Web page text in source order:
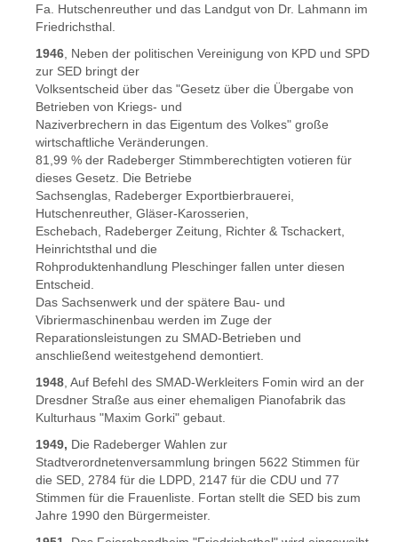
Fa. Hutschenreuther und das Landgut von Dr. Lahmann im
Friedrichsthal.
1946 , Neben der politischen Vereinigung von KPD und SPD
zur SED bringt der
Volksentscheid über das "Gesetz über die Übergabe von
Betrieben von Kriegs- und
Naziverbrechern in das Eigentum des Volkes" große
wirtschaftliche Veränderungen.
81,99 % der Radeberger Stimmberechtigten votieren für
dieses Gesetz. Die Betriebe
Sachsenglas, Radeberger Exportbierbrauerei,
Hutschenreuther, Gläser-Karosserien,
Eschebach, Radeberger Zeitung, Richter & Tschackert,
Heinrichtsthal und die
Rohproduktenhandlung Pleschinger fallen unter diesen
Entscheid.
Das Sachsenwerk und der spätere Bau- und
Vibriermaschinenbau werden im Zuge der
Reparationsleistungen zu SMAD-Betrieben und
anschließend weitestgehend demontiert.
1948 , Auf Befehl des SMAD-Werkleiters Fomin wird an der
Dresdner Straße aus einer ehemaligen Pianofabrik das
Kulturhaus "Maxim Gorki" gebaut.
1949, Die Radeberger Wahlen zur
Stadtverordnetenversammlung bringen 5622 Stimmen für
die SED, 2784 für die LDPD, 2147 für die CDU und 77
Stimmen für die Frauenliste. Fortan stellt die SED bis zum
Jahre 1990 den Bürgermeister.